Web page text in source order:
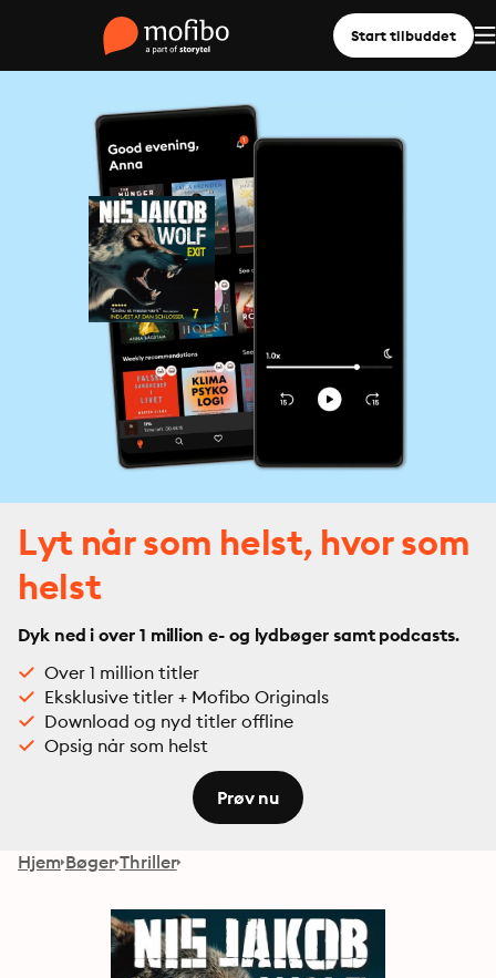
Start tilbuddet
Lyt når som helst, hvor som
helst
Dyk ned i over 1 million e- og lydbøger samt podcasts.
Over 1 million titler
Eksklusive titler + Mofibo Originals
Download og nyd titler offline
Opsig når som helst
Prøv nu
Hjem Bøger Thriller